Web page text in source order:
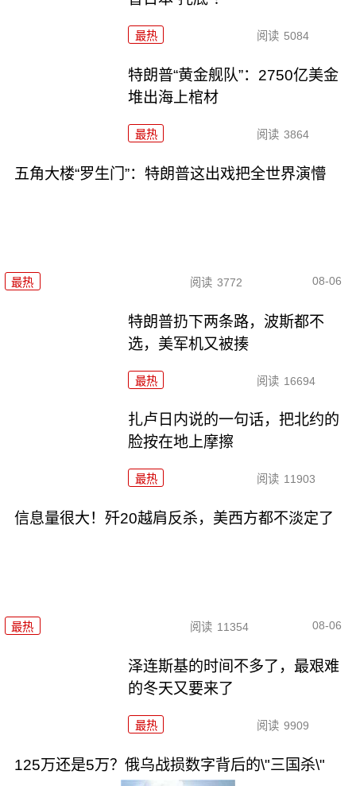
最热 阅读 5084
特朗普“黄金舰队”：2750亿美金
堆出海上棺材
最热 阅读 3864
五角大楼“罗生门”：特朗普这出戏把全世界演懵
最热 阅读 3772 08-06
特朗普扔下两条路，波斯都不
选，美军机又被揍
最热 阅读 16694
扎卢日内说的一句话，把北约的
脸按在地上摩擦
最热 阅读 11903
信息量很大！歼20越肩反杀，美西方都不淡定了
最热 阅读 11354 08-06
泽连斯基的时间不多了，最艰难
的冬天又要来了
最热 阅读 9909
125万还是5万？俄乌战损数字背后的\"三国杀\"